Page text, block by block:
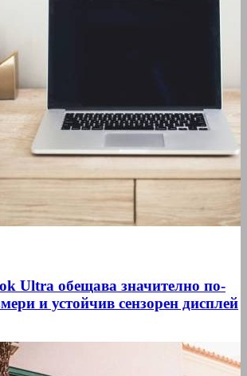
Ultra обещава значително по-
и устойчив сензорен дисплей